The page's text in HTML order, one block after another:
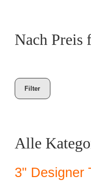
Nach Preis
Filter
Alle
3" Designer